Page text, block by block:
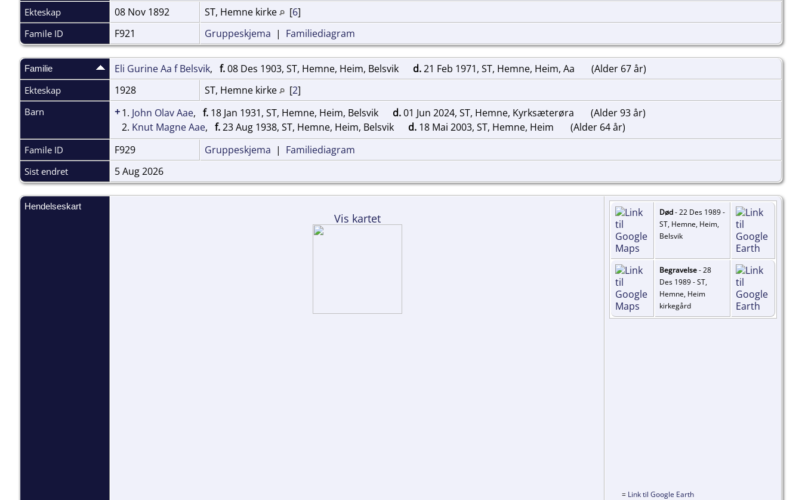
Ekteskap 08 Nov 1892 ST, Hemne kirke [6]
Famile ID F921 Gruppeskjema | Familiediagram
Familie Eli Gurine Aa f Belsvik, f.08 Des 1903, ST, Hemne, Heim, Belsvik d.21 Feb 1971, ST, Hemne, Heim, Aa (Alder 67 år)
Ekteskap 1928 ST, Hemne kirke [2]
Barn +1. John Olav Aae, f. 18 Jan 1931, ST, Hemne, Heim, Belsvik d.01 Jun 2024, ST, Hemne, Kyrksæterøra
(Alder 93 år)
2. Knut Magne Aae, f.23 Aug 1938, ST, Hemne, Heim, Belsvik d. 18 Mai 2003, ST, Hemne, Heim (Alder 64 år)
Famile ID F929 Gruppeskjema | Familiediagram
Sist endret 5 Aug 2026
Hendelseskart
Vis kartet Død- 22 Des 1989 -
ST, Hemne, Heim,
Belsvik
Begravelse- 28
Des 1989 - ST,
Hemne, Heim
kirkegård
= Link til Google Earth